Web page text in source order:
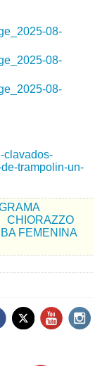
clavados-
trampolin-un-
CHIORAZZO
FEMENINA